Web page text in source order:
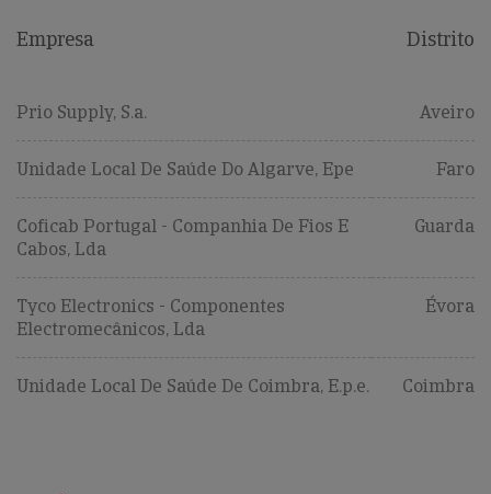
Empresa Distrito
Prio Supply, S.a. Aveiro
Unidade Local De Saúde Do Algarve, Epe Faro
Coficab Portugal - Companhia De Fios E
Cabos, Lda
Guarda
Tyco Electronics - Componentes
Electromecânicos, Lda
Évora
Unidade Local De Saúde De Coimbra, E.p.e. Coimbra